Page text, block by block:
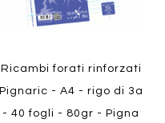
Ricambi forati rinforzati
Pignaric - A4 - rigo di 3a
- 40 fogli - 80gr - Pigna